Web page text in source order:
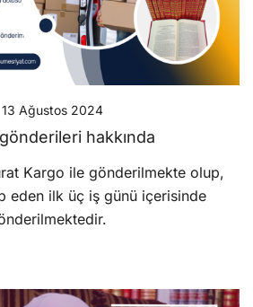
13 Ağustos 2024
hakkında
Kargo ile gönderilmekte olup,
eden ilk üç iş günü içerisinde